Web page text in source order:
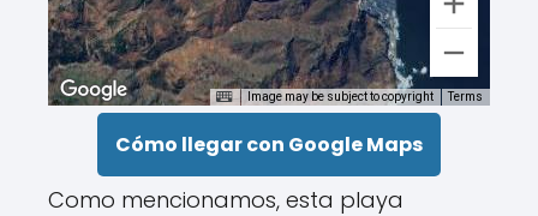
Image may be subject to copyright Terms
Cómo llegar con Google Maps
Como mencionamos, esta playa